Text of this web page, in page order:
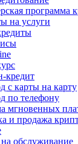
программа
на услуги
кредит
с карты на карту
по телефону
мгновенных
и продажа
обслуживание